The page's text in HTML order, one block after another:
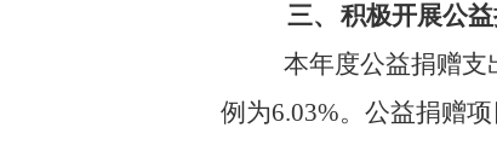
三、 积极开展公
本年度公益捐赠支
例为6.03%。公益捐赠